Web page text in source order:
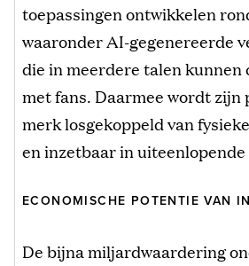
toepassingen ontwikkelen
waaronder AI-gegenereerde
die in meerdere talen kunnen
met fans. Daarmee wordt zijn
merk losgekoppeld van
en inzetbaar in
ECONOMISCHE POTENTIE VAN
De bijna miljardwaardering